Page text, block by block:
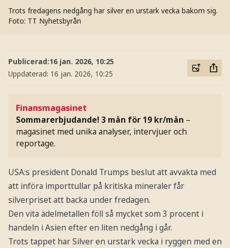
Trots fredagens nedgång har silver en urstark vecka bakom sig.
Foto: TT Nyhetsbyrån
Publicerad:16 jan. 2026, 10:25
Uppdaterad: 16 jan. 2026, 10:25
Finansmagasinet
Sommarerbjudande! 3 mån för 19 kr/mån –
magasinet med unika analyser, intervjuer och
reportage.
USA:s president Donald Trumps beslut att avvakta med
att införa importtullar på kritiska mineraler får
silverpriset att backa under fredagen.
Den vita ädelmetallen föll så mycket som 3 procent i
handeln i Asien efter en liten nedgång i går.
Trots tappet har Silver en urstark vecka i ryggen med en